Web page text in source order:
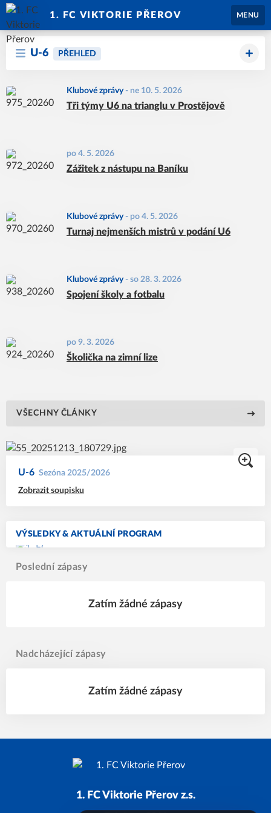
1. FC VIKTORIE PŘEROV MENU
U-6 PŘEHLED
Klubové zprávy- ne 10. 5. 2026
Tři týmy U6 na trianglu v Prostějově
po 4. 5. 2026
Zážitek z nástupu na Baníku
Klubové zprávy- po 4. 5. 2026
Turnaj nejmenších mistrů v podání U6
Klubové zprávy- so 28. 3. 2026
Spojení školy a fotbalu
po 9. 3. 2026
Školička na zimní lize
VŠECHNY ČLÁNKY
U-6 Sezóna 2025/2026
Zobrazit soupisku
VÝSLEDKY & AKTUÁLNÍ PROGRAM
Poslední zápasy
Zatím žádné zápasy
Nadcházející zápasy
Zatím žádné zápasy
1. FC Viktorie Přerov z.s.